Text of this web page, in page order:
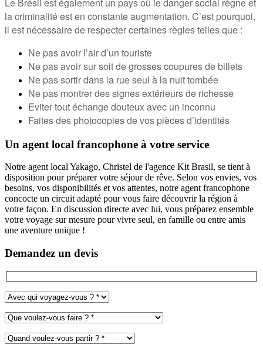
la criminalité est en constante augmentation. C’est pourquoi,
il est nécessaire de respecter certaines règles telles que :
Ne pas avoir l’air d’un touriste
Ne pas avoir sur soit de grosses coupures de billets
Ne pas sortir dans la rue seul à la nuit tombée
Ne pas montrer des signes extérieurs de richesse
Eviter tout échange douteux avec un inconnu
Faites des photocopies de vos pièces d’identités
Un agent local francophone à votre service
Notre agent localYakago, Christel de l'agence Kit Brasil, se tient à
disposition pour préparer votre séjour de rêve. Selon vos envies, vos
besoins, vos disponibilités et vos attentes, notre agent francophone
concocte un circuit adapté pour vous faire découvrir la région à
votre façon. En discussion directe avec lui, vous préparez ensemble
votre voyage sur mesure pour vivre seul, en famille ou entre amis
une aventure unique !
Demandez un devis